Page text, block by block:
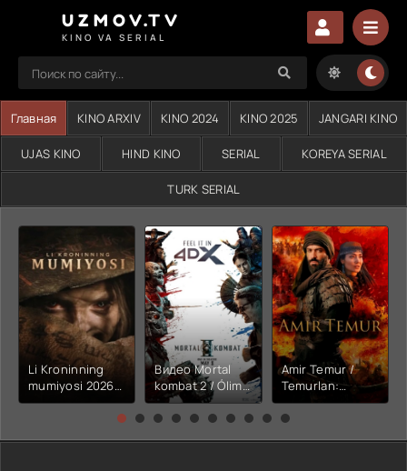
UZMOV.TV
KINO VA SERIAL
Главная KINO ARXIV KINO 2024 KINO 2025 JANGARI KINO
UJAS KINO HIND KINO SERIAL KOREYA SERIAL
TURK SERIAL
Li Kroninning
mumiyosi 2026
(uzbek tilida
kino) tarjima HD
Видео Mortal
kombat 2 / Ólim
jangi 2 (2026)
Uzbek tilida
Amir Temur /
Temurlan:
Fathchining
yuksalishi